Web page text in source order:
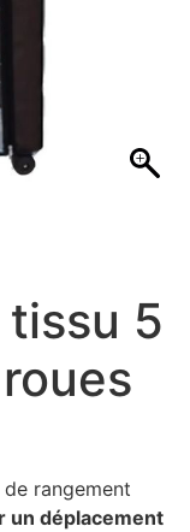
5
rangement
un déplacement